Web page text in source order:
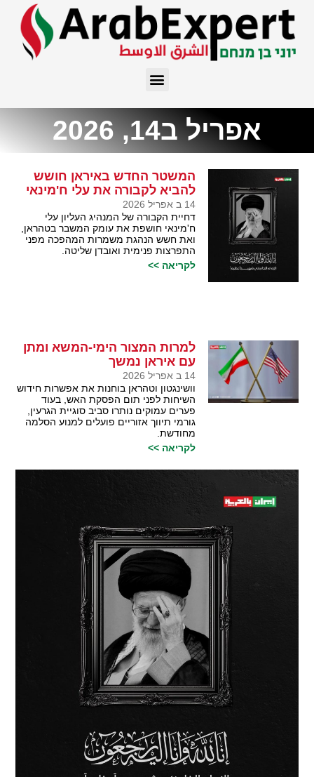
אפריל ב14, 2026
המשטר החדש באיראן חושש
להביא לקבורה את עלי ח'מינאי
14 ב אפריל 2026
דחיית הקבורה של המנהיג העליון עלי
ח'מינאי חושפת את עומק המשבר בטהראן,
ואת חשש הנהגת משמרות המהפכה מפני
התפרצות פנימית ואובדן שליטה.
לקריאה >>
למרות המצור הימי-המשא ומתן
עם איראן נמשך
14 ב אפריל 2026
וושינגטון וטהראן בוחנות את אפשרות חידוש
השיחות לפני תום הפסקת האש, בעוד
פערים עמוקים נותרו סביב סוגיית הגרעין,
גורמי תיווך אזוריים פועלים למנוע הסלמה
מחודשת.
לקריאה >>